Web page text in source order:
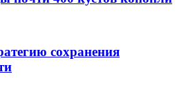
сохранения